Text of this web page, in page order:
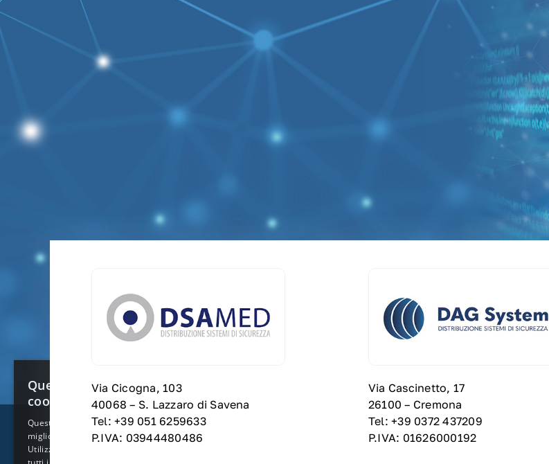
Via Cicogna, 103
40068 – S. Lazzaro di Savena
Tel: +39 051 6259633
P.IVA: 03944480486
Via Cascinetto, 17
26100 – Cremona
Tel: +39 0372 437209
P.IVA: 01626000192
Questo sito web utilizza
cookie
Questo sito web utilizza i cookie per
migliorare la tua esperienza di navigazione.
Utilizzando il nostro sito web acconsenti a